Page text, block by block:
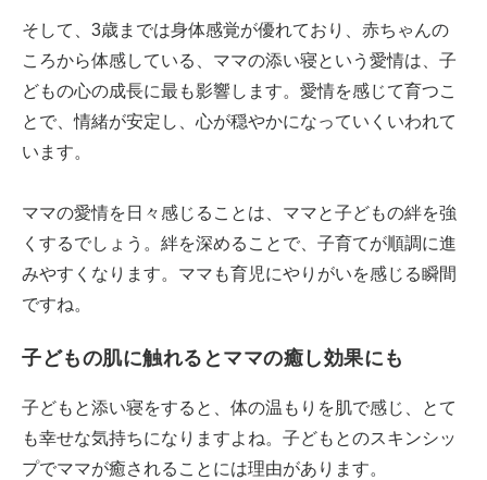
そして、3歳までは身体感覚が優れており、赤ちゃんの
ころから体感している、ママの添い寝という愛情は、子
どもの心の成長に最も影響します。愛情を感じて育つこ
とで、情緒が安定し、心が穏やかになっていくいわれて
います。
ママの愛情を日々感じることは、ママと子どもの絆を強
くするでしょう。絆を深めることで、子育てが順調に進
みやすくなります。ママも育児にやりがいを感じる瞬間
ですね。
子どもの肌に触れるとママの癒し効果にも
子どもと添い寝をすると、体の温もりを肌で感じ、とて
も幸せな気持ちになりますよね。子どもとのスキンシッ
プでママが癒されることには理由があります。